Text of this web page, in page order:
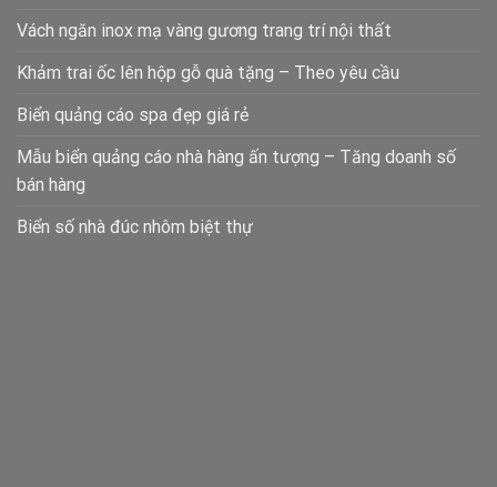
Vách ngăn inox mạ vàng gương trang trí nội thất
Khảm trai ốc lên hộp gỗ quà tặng – Theo yêu cầu
Biển quảng cáo spa đẹp giá rẻ
Mẫu biển quảng cáo nhà hàng ấn tượng – Tăng doanh số
bán hàng
Biển số nhà đúc nhôm biệt thự